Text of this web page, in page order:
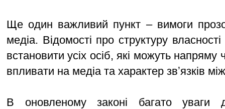
Ще один важливий пункт – вимоги
медіа. Відомості про структуру
встановити усіх осіб, які можуть напряму
впливати на медіа та характер звʼязків
В оновленому законі багато уваги